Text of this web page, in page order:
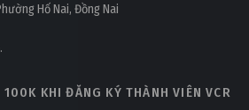
Hố Nai, Đồng Nai
100K KHI ĐĂNG KÝ THÀNH VIÊN VCR